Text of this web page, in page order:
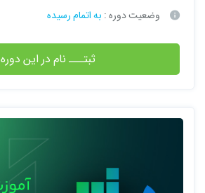
وضعیت دوره : به اتمام رسیده
ثبتـــ نام در این دوره